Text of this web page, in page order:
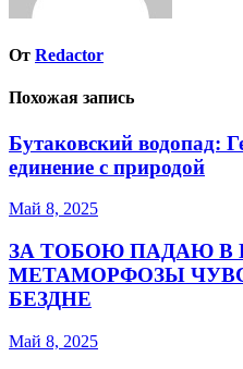
От Redactor
Похожая запись
Бутаковский водопад:
единение с природой
Май 8, 2025
ЗА ТОБОЮ ПАДАЮ В
МЕТАМОРФОЗЫ
БЕЗДНЕ
Май 8, 2025